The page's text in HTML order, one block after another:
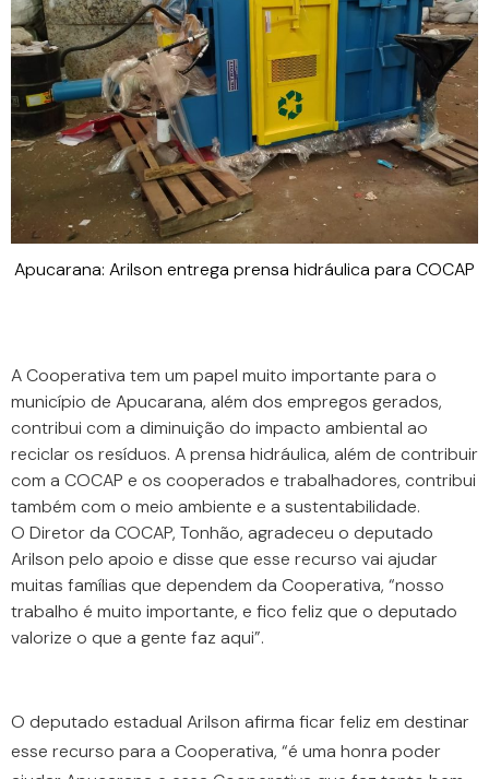
Apucarana: Arilson entrega prensa hidráulica para COCAP
A Cooperativa tem um papel muito importante para o
município de Apucarana, além dos empregos gerados,
contribui com a diminuição do impacto ambiental ao
reciclar os resíduos. A prensa hidráulica, além de contribuir
com a COCAP e os cooperados e trabalhadores, contribui
também com o meio ambiente e a sustentabilidade.
O Diretor da COCAP, Tonhão, agradeceu o deputado
Arilson pelo apoio e disse que esse recurso vai ajudar
muitas famílias que dependem da Cooperativa, “nosso
trabalho é muito importante, e fico feliz que o deputado
valorize o que a gente faz aqui”.
O deputado estadual Arilson afirma ficar feliz em destinar
esse recurso para a Cooperativa, “é uma honra poder